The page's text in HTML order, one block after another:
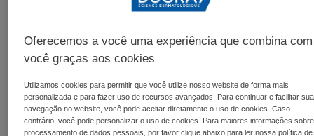
Feito em França
• O shampoo protetor SENSINOL alivia a coceira no
couro cabeludo sensível desde o primeiro uso
• Graças à sua fórmula enriquecida com
POLIDOCANOL, um ingrediente ativo que alivia a
Oferecemos a você uma experiência que combina com
você graças aos cookies
Utilizamos cookies para permitir que você utilize nosso website de forma mais
personalizada e para fazer uso de recursos avançados. Para continuar e facilitar sua
navegação no website, você pode aceitar diretamente o uso de cookies. Caso
contrário, você pode personalizar o uso de cookies. Para maiores informações
processamento de dados pessoais, por favor clique abaixo para ler nossa política de